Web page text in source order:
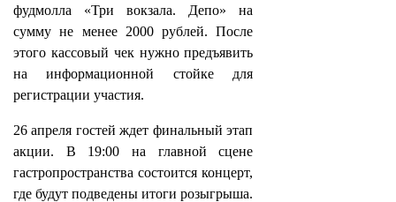
фудмолла «Три вокзала. Депо» на
сумму не менее 2000 рублей. После
этого кассовый чек нужно предъявить
на информационной стойке для
регистрации участия.
26 апреля гостей ждет финальный этап
акции. В 19:00 на главной сцене
гастропространства состоится концерт,
где будут подведены итоги розыгрыша.